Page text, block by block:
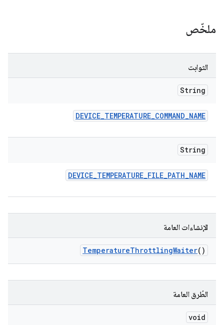
ملخّص
الثوابت
String
DEVICE_TEMPERATURE_COMMAND_NAME
String
DEVICE_TEMPERATURE_FILE_PATH_NAME
الإنشاءات العامة
TemperatureThrottlingWaiter()
الطُرق العامة
void